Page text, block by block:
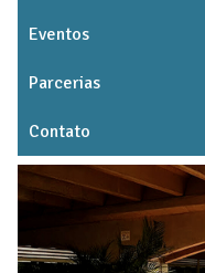
Eventos
Parcerias
Contato